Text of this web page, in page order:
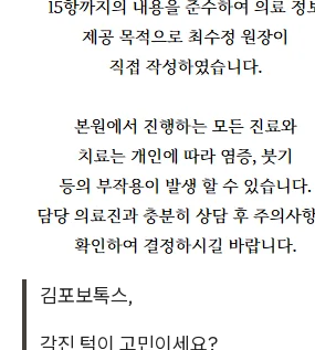
김포보톡스,
각진 턱이 고민이세요?